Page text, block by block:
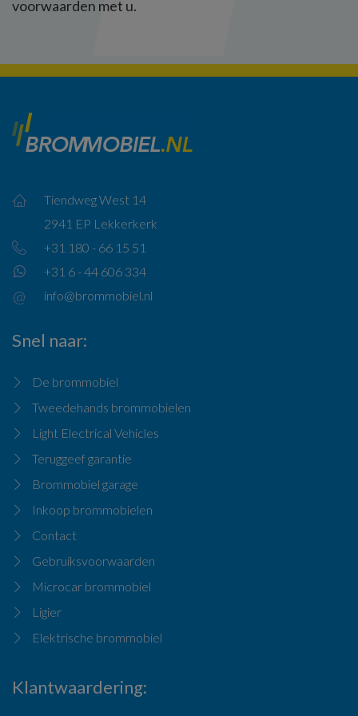
voorwaarden met u.
Tiendweg West 14
2941 EP Lekkerkerk
+31 180 - 66 15 51
+31 6 - 44 606 334
info@brommobiel.nl
Snel naar
De brommobiel
Tweedehands brommobielen
Light Electrical Vehicles
Teruggeef garantie
Brommobiel garage
Inkoop brommobielen
Contact
Gebruiksvoorwaarden
Microcar brommobiel
Ligier
Elektrische brommobiel
Klantwaardering